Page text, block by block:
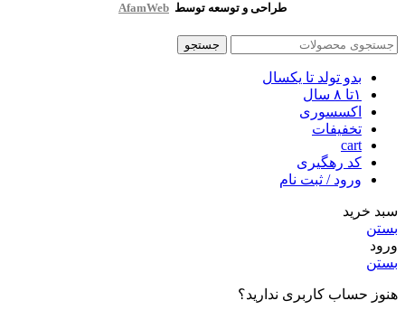
طراحی و توسعه توسط AfamWeb
جستجو
بدو تولد تا یکسال
۱تا ۸ سال
اکسسوری
تخفیفات
cart
کد رهگیری
ورود / ثبت نام
سبد خرید
بستن
ورود
بستن
هنوز حساب کاربری ندارید؟